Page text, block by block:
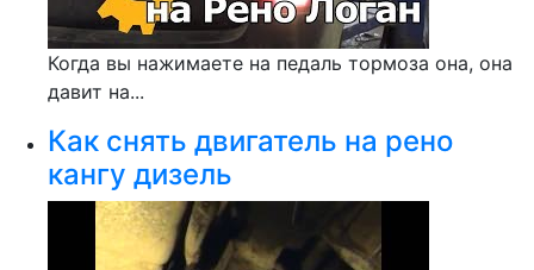
Когда вы нажимаете на педаль тормоза она, она
давит на...
Как снять двигатель на рено
кангу дизель